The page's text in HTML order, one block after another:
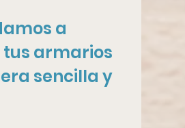
a
armarios
sencilla y